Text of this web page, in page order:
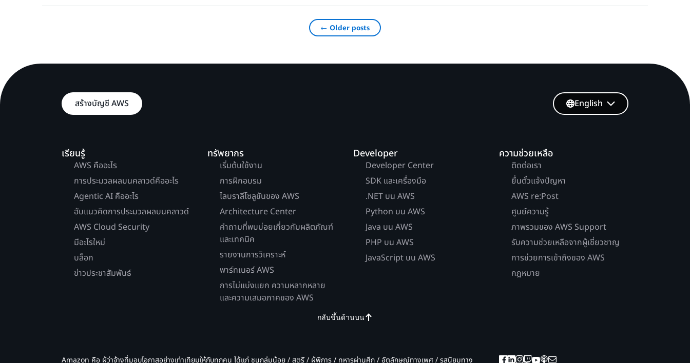
← Older posts
สร้างบัญชี AWS
เรียนรู้
AWS คืออะไร
การประมวลผลบนคลาวด์คืออะไร
Agentic AI คืออะไร
ฮับแนวคิดการประมวลผลบนคลาวด์
AWS Cloud Security
มีอะไรใหม่
บล็อก
ข่าวประชาสัมพันธ์
ทรัพยากร
เริ่มต้นใช้งาน
การฝึกอบรม
ไลบราลีโซลูชันของ AWS
Architecture Center
คำถามที่พบบ่อยเกี่ยวกับผลิตภัณฑ์
และเทคนิค
รายงานการวิเคราะห์
พาร์ทเนอร์ AWS
การไม่แบ่งแยก ความหลากหลาย
และความเสมอภาคของ AWS
Developer
Developer Center
SDK และเครื่องมือ
.NET บน AWS
Python บน AWS
Java บน AWS
PHP บน AWS
JavaScript บน AWS
ความช่วยเหลือ
ติดต่อเรา
ยื่นตั๋วแจ้งปัญหา
AWS re:Post
ศูนย์ความรู้
ภาพรวมของ AWS Support
รับความช่วยเหลือจากผู้เชี่ยวชาญ
การช่วยการเข้าถึงของ AWS
กฎหมาย
English
กลับขึ้นด้านบน
Amazon คือ ผู้ว่าจ้างที่มอบโอกาสอย่างเท่าเทียมให้กับทุกคน ได้แก่ ชนกลุ่มน้อย / สตรี / ผู้พิการ / ทหารผ่านศึก / อัตลักษณ์ทางเพศ / รสนิยมทาง